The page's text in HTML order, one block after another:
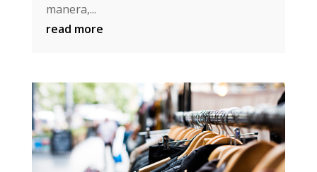
manera,...
read more